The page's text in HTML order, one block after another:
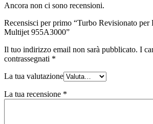
Ancora non ci sono recensioni.
Recensisci per primo “Turbo Revisionato
Multijet 955A3000”
Il tuo indirizzo email non sarà pubblicato. I
contrassegnati *
La tua valutazione
La tua recensione *